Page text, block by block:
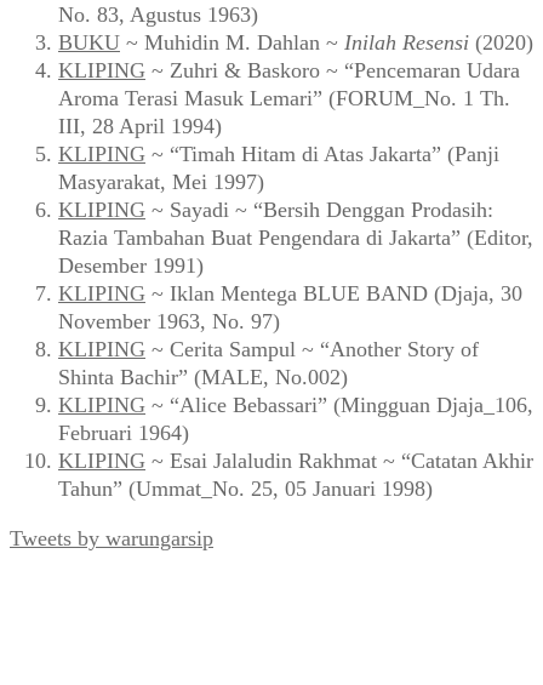
No. 83, Agustus 1963)
BUKU ~ Muhidin M. Dahlan ~ Inilah Resensi (2020)
KLIPING ~ Zuhri & Baskoro ~ “Pencemaran Udara
Aroma Terasi Masuk Lemari” (FORUM_No. 1 Th.
III, 28 April 1994)
KLIPING ~ “Timah Hitam di Atas Jakarta” (Panji
Masyarakat, Mei 1997)
KLIPING ~ Sayadi ~ “Bersih Denggan Prodasih:
Razia Tambahan Buat Pengendara di Jakarta” (Editor,
Desember 1991)
KLIPING ~ Iklan Mentega BLUE BAND (Djaja, 30
November 1963, No. 97)
KLIPING ~ Cerita Sampul ~ “Another Story of
Shinta Bachir” (MALE, No.002)
KLIPING ~ “Alice Bebassari” (Mingguan Djaja_106,
Februari 1964)
KLIPING ~ Esai Jalaludin Rakhmat ~ “Catatan Akhir
Tahun” (Ummat_No. 25, 05 Januari 1998)
Tweets by warungarsip